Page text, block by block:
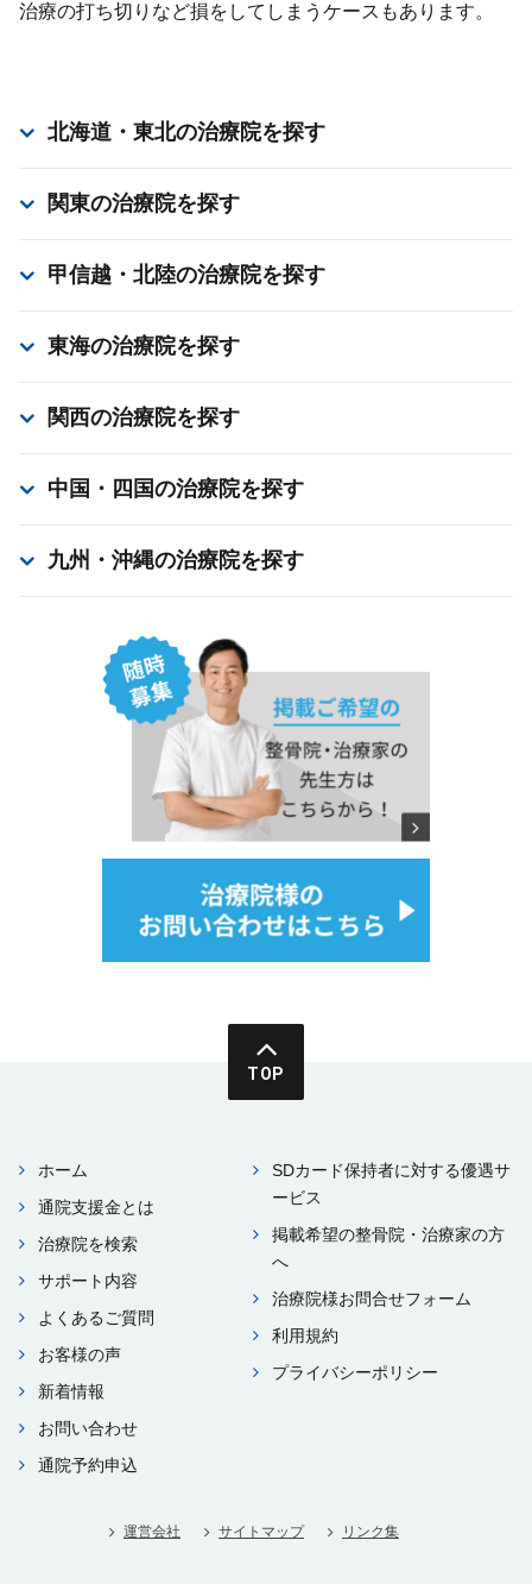
治療の打ち切りなど損をしてしまうケースもあります。
北海道・東北の治療院を探す
関東の治療院を探す
甲信越・北陸の治療院を探す
東海の治療院を探す
関西の治療院を探す
中国・四国の治療院を探す
九州・沖縄の治療院を探す
TOP
ホーム
通院⽀援⾦とは
治療院を検索
サポート内容
よくあるご質問
お客様の声
新着情報
お問い合わせ
通院予約申込
SDカード保持者に対する優遇サ
ービス
掲載希望の整⾻院・治療家の⽅
へ
治療院様お問合せフォーム
利⽤規約
プライバシーポリシー
運営会社 サイトマップ リンク集